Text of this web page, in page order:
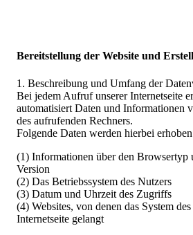
Bereitstellung der Website und
1. Beschreibung und Umfang der
Bei jedem Aufruf unserer Internetseite
automatisiert Daten und Informationen
des aufrufenden Rechners.
Folgende Daten werden hierbei
(1) Informationen über den Browsertyp
Version
(2) Das Betriebssystem des Nutzers
(3) Datum und Uhrzeit des Zugriffs
(4) Websites, von denen das System
Internetseite gelangt